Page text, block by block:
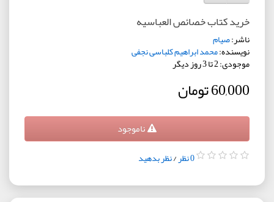
خرید کتاب خصائص العباسیه
ناشر:صیام
نویسنده:محمد ابراهیم کلباسی نجفی
موجودی: 2 تا 3 روز دیگر
60,000 تومان
ناموجود
0 نظر /نظر بدهید